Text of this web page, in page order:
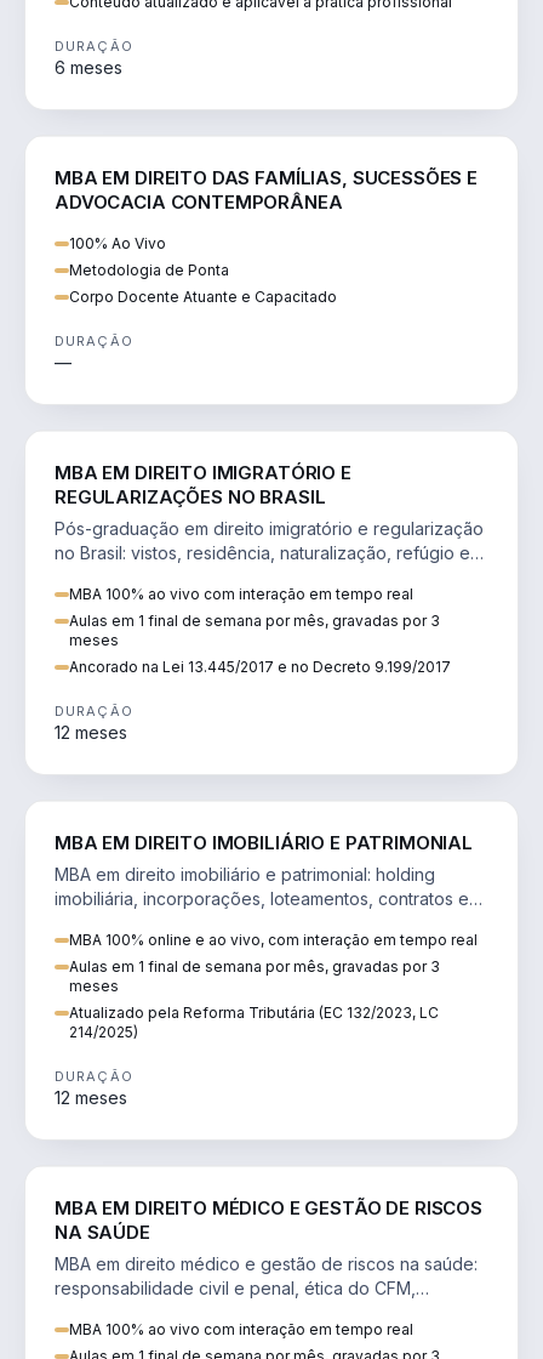
DURAÇÃO
6 meses
MBA EM DIREITO DAS FAMÍLIAS, SUCESSÕES E
ADVOCACIA CONTEMPORÂNEA
100% Ao Vivo
Metodologia de Ponta
Corpo Docente Atuante e Capacitado
DURAÇÃO
—
MBA EM DIREITO IMIGRATÓRIO E
REGULARIZAÇÕES NO BRASIL
Pós-graduação em direito imigratório e regularização
no Brasil: vistos, residência, naturalização, refúgio e
MBA 100% ao vivo com interação em tempo real
Aulas em 1 final de semana por mês, gravadas por 3
meses
Ancorado na Lei 13.445/2017 e no Decreto 9.199/2017
DURAÇÃO
12 meses
MBA EM DIREITO IMOBILIÁRIO E PATRIMONIAL
MBA em direito imobiliário e patrimonial: holding
imobiliária, incorporações, loteamentos, contratos e
MBA 100% online e ao vivo, com interação em tempo real
Aulas em 1 final de semana por mês, gravadas por 3
meses
Atualizado pela Reforma Tributária (EC 132/2023, LC
214/2025)
DURAÇÃO
12 meses
MBA EM DIREITO MÉDICO E GESTÃO DE RISCOS
NA SAÚDE
MBA em direito médico e gestão de riscos na saúde:
responsabilidade civil e penal, ética do CFM,
MBA 100% ao vivo com interação em tempo real